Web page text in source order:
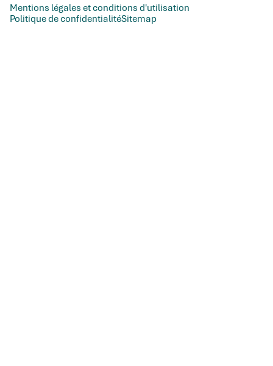
Mentions légales et conditions d'utilisation
Politique de confidentialitéSitemap